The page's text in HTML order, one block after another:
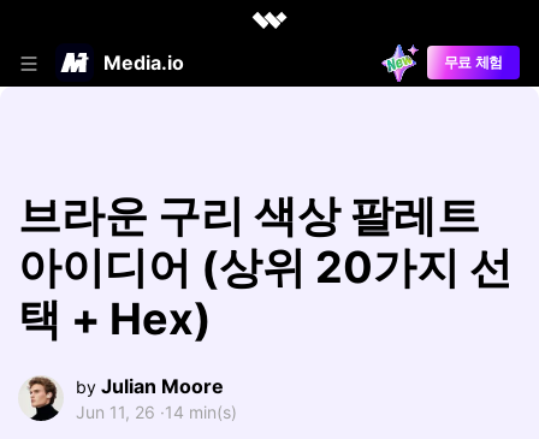
Media.io 무료 체험
브라운 구리 색상 팔레트
아이디어 (상위 20가지 선
택 + Hex)
by Julian Moore
Jun 11, 26 ·14 min(s)